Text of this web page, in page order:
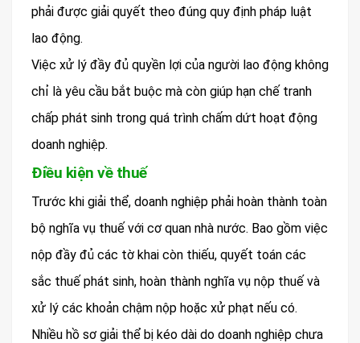
phải được giải quyết theo đúng quy định pháp luật
lao động.
Việc xử lý đầy đủ quyền lợi của người lao động không
chỉ là yêu cầu bắt buộc mà còn giúp hạn chế tranh
chấp phát sinh trong quá trình chấm dứt hoạt động
doanh nghiệp.
Điều kiện về thuế
Trước khi giải thể, doanh nghiệp phải hoàn thành toàn
bộ nghĩa vụ thuế với cơ quan nhà nước. Bao gồm việc
nộp đầy đủ các tờ khai còn thiếu, quyết toán các
sắc thuế phát sinh, hoàn thành nghĩa vụ nộp thuế và
xử lý các khoản chậm nộp hoặc xử phạt nếu có.
Nhiều hồ sơ giải thể bị kéo dài do doanh nghiệp chưa